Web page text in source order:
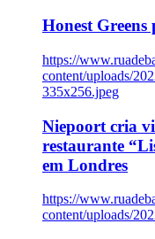
Honest Greens
https://
content/uploads/
335x256.jpeg
Niepoort cria
restaurante
em Londres
https://
content/uploads/